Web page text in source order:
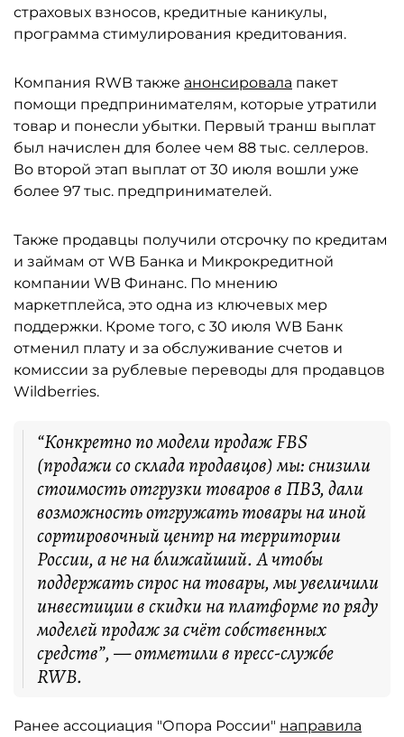
страховых взносов, кредитные каникулы,
программа стимулирования кредитования.
Компания RWB также анонсировала пакет
помощи предпринимателям, которые утратили
товар и понесли убытки. Первый транш выплат
был начислен для более чем 88 тыс. селлеров.
Во второй этап выплат от 30 июля вошли уже
более 97 тыс. предпринимателей.
Также продавцы получили отсрочку по кредитам
и займам от WB Банка и Микрокредитной
компании WB Финанс. По мнению
маркетплейса, это одна из ключевых мер
поддержки. Кроме того, с 30 июля WB Банк
отменил плату и за обслуживание счетов и
комиссии за рублевые переводы для продавцов
Wildberries.
“Конкретно по модели продаж FBS
(продажи со склада продавцов) мы: снизили
стоимость отгрузки товаров в ПВЗ, дали
возможность отгружать товары на иной
сортировочный центр на территории
России, а не на ближайший. А чтобы
поддержать спрос на товары, мы увеличили
инвестиции в скидки на платформе по ряду
моделей продаж за счёт собственных
средств”, — отметили в пресс-службе
RWB.
Ранее ассоциация "Опора России" направила